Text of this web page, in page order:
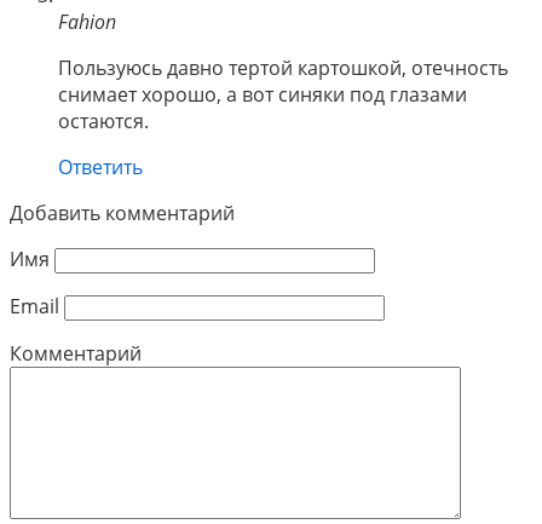
Fahion
Пользуюсь давно тертой картошкой, отечность
снимает хорошо, а вот синяки под глазами
остаются.
Ответить
Добавить комментарий
Имя
Email
Комментарий